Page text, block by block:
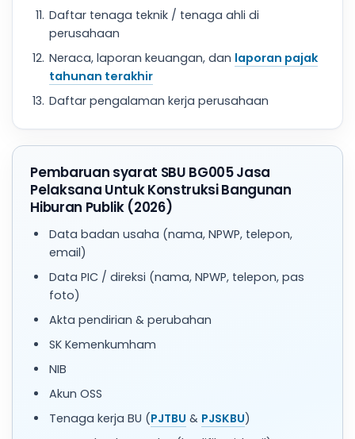
Daftar tenaga teknik / tenaga ahli di
perusahaan
Neraca, laporan keuangan, dan laporan pajak
tahunan terakhir
Daftar pengalaman kerja perusahaan
Pembaruan syarat SBU BG005 Jasa
Pelaksana Untuk Konstruksi Bangunan
Hiburan Publik (2026)
Data badan usaha (nama, NPWP, telepon,
email)
Data PIC / direksi (nama, NPWP, telepon, pas
foto)
Akta pendirian & perubahan
SK Kemenkumham
NIB
Akun OSS
Tenaga kerja BU (PJTBU & PJSKBU)